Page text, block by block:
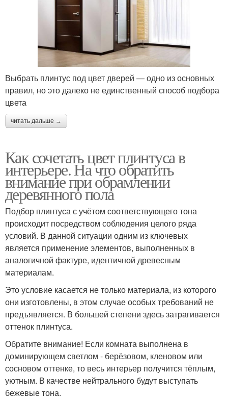
Выбрать плинтус под цвет дверей — одно из основных
правил, но это далеко не единственный способ подбора
цвета
читать дальше →
Как сочетать цвет плинтуса в
интерьере. На что обратить
внимание при обрамлении
деревянного пола
Подбор плинтуса с учётом соответствующего тона
происходит посредством соблюдения целого ряда
условий. В данной ситуации одним из ключевых
является применение элементов, выполненных в
аналогичной фактуре, идентичной древесным
материалам.
Это условие касается не только материала, из которого
они изготовлены, в этом случае особых требований не
предъявляется. В большей степени здесь затрагивается
оттенок плинтуса.
Обратите внимание! Если комната выполнена в
доминирующем светлом - берёзовом, кленовом или
сосновом оттенке, то весь интерьер получится тёплым,
уютным. В качестве нейтрального будут выступать
бежевые тона.